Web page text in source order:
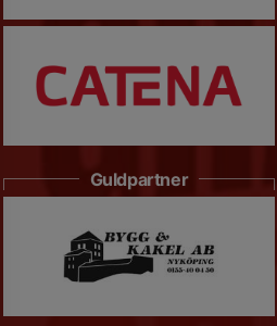
Guldpartner